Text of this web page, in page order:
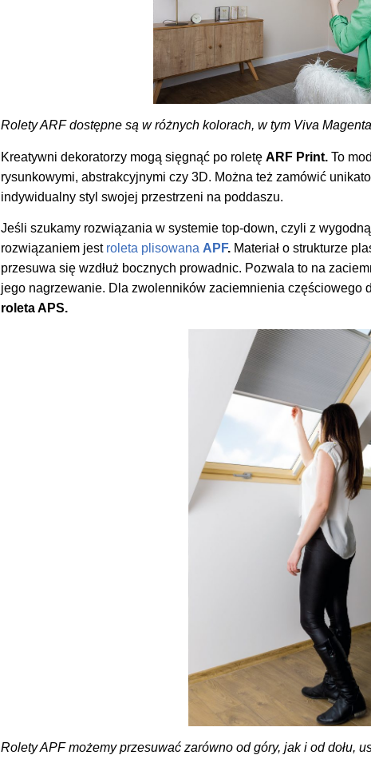
Rolety ARF dostępne są w różnych kolorach, w tym Viva
Kreatywni dekoratorzy mogą sięgnąć po roletę ARF Print. To
rysunkowymi, abstrakcyjnymi czy 3D. Można też zamówić
indywidualny styl swojej przestrzeni na poddaszu.
Jeśli szukamy rozwiązania w systemie top-down, czyli z
rozwiązaniem jest roleta plisowana APF. Materiał o strukturze
przesuwa się wzdłuż bocznych prowadnic. Pozwala to na
jego nagrzewanie. Dla zwolenników zaciemnienia częściowego
roleta APS.
Rolety APF możemy przesuwać zarówno od góry, jak i od dołu,